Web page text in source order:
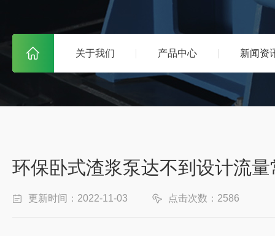
关于我们 产品中心 新闻资
环保卧式渣浆泵达不到设计流
更新时间：2022-11-03 点击次数：2586